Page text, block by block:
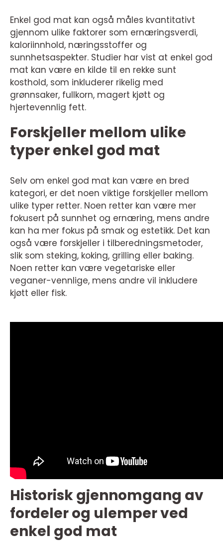
Enkel god mat kan også måles kvantitativt
gjennom ulike faktorer som ernæringsverdi,
kaloriinnhold, næringsstoffer og
sunnhetsaspekter. Studier har vist at enkel god
mat kan være en kilde til en rekke sunt
kosthold, som inkluderer rikelig med
grønnsaker, fullkorn, magert kjøtt og
hjertevennlig fett.
Forskjeller mellom ulike
typer enkel god mat
Selv om enkel god mat kan være en bred
kategori, er det noen viktige forskjeller mellom
ulike typer retter. Noen retter kan være mer
fokusert på sunnhet og ernæring, mens andre
kan ha mer fokus på smak og estetikk. Det kan
også være forskjeller i tilberedningsmetoder,
slik som steking, koking, grilling eller baking.
Noen retter kan være vegetariske eller
veganer-vennlige, mens andre vil inkludere
kjøtt eller fisk.
Historisk gjennomgang av
fordeler og ulemper ved
enkel god mat